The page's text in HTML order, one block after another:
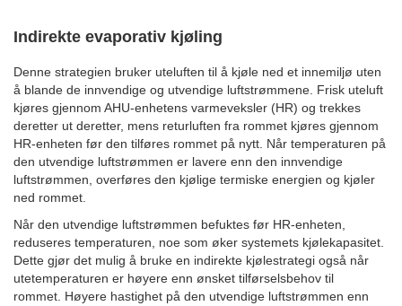
Indirekte evaporativ kjøling
Denne strategien bruker uteluften til å kjøle ned et innemiljø uten
å blande de innvendige og utvendige luftstrømmene. Frisk uteluft
kjøres gjennom AHU-enhetens varmeveksler (HR) og trekkes
deretter ut deretter, mens returluften fra rommet kjøres gjennom
HR-enheten før den tilføres rommet på nytt. Når temperaturen på
den utvendige luftstrømmen er lavere enn den innvendige
luftstrømmen, overføres den kjølige termiske energien og kjøler
ned rommet.
Når den utvendige luftstrømmen befuktes før HR-enheten,
reduseres temperaturen, noe som øker systemets kjølekapasitet.
Dette gjør det mulig å bruke en indirekte kjølestrategi også når
utetemperaturen er høyere enn ønsket tilførselsbehov til
rommet. Høyere hastighet på den utvendige luftstrømmen enn